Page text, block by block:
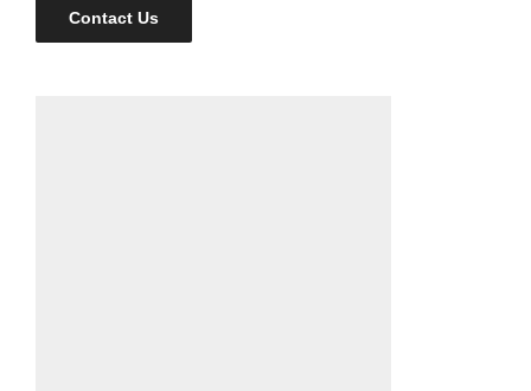
Contact Us